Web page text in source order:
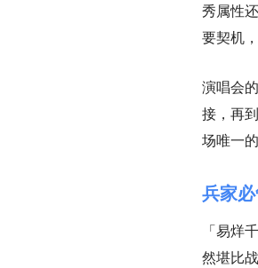
秀属性
要契机
演唱会
接，再
场唯一
兵家
「易烊
然堪比